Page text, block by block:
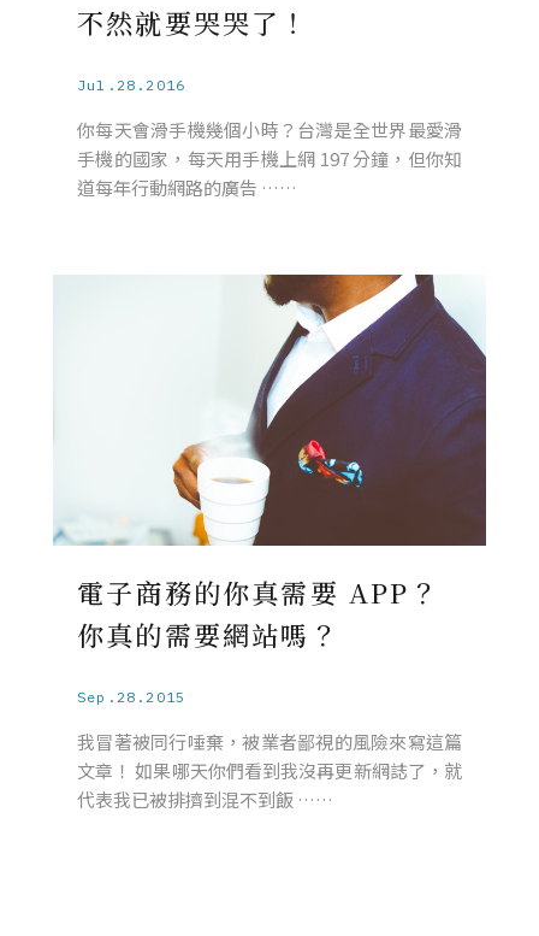
不然就要哭哭了！
Jul.28.2016
你每天會滑手機幾個小時？台灣是全世界最愛滑
手機的國家，每天用手機上網 197 分鐘，但你知
道每年行動網路的廣告 ……
電子商務的你真需要 APP？
你真的需要網站嗎？
Sep.28.2015
我冒著被同行唾棄，被業者鄙視的風險來寫這篇
文章！ 如果哪天你們看到我沒再更新網誌了，就
代表我已被排擠到混不到飯 ……